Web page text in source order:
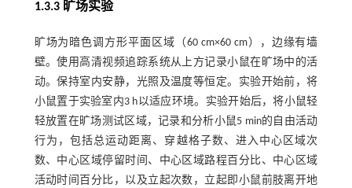
1.3.3 旷场实验
旷场为暗色调方形平面区域（60 cm×60 cm），边缘有墙
壁。使用高清视频追踪系统从上方记录小鼠在旷场中的活
动。保持室内安静，光照及温度等恒定。实验开始前，将
小鼠置于实验室内3 h以适应环境。实验开始后，将小鼠轻
轻放置在旷场测试区域，记录和分析小鼠5 min的自由活动
行为，包括总运动距离、穿越格子数、进入中心区域次
数、中心区域停留时间、中心区域路程百分比、中心区域
活动时间百分比，以及立起次数，立起即小鼠前肢离开地